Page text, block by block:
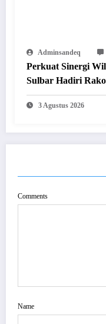
Adminsandeq
Perkuat Sinergi
Sulbar Hadiri
Regional 8 di
3 Agustus 2026
Comments
Name